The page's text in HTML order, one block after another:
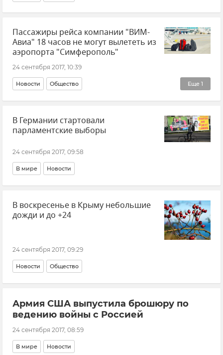
Пассажиры рейса компании "ВИМ-
Авиа" 18 часов не могут вылететь из
аэропорта "Симферополь"
24 сентября 2017, 10:39
Еще 1
Новости Общество
Ситуация с компанией "ВИМ-Авиа"
В Германии стартовали
парламентские выборы
24 сентября 2017, 09:58
В мире Новости
В воскресенье в Крыму небольшие
дожди и до +24
24 сентября 2017, 09:29
Новости Общество
Армия США выпустила брошюру по
ведению войны с Россией
24 сентября 2017, 08:59
В мире Новости